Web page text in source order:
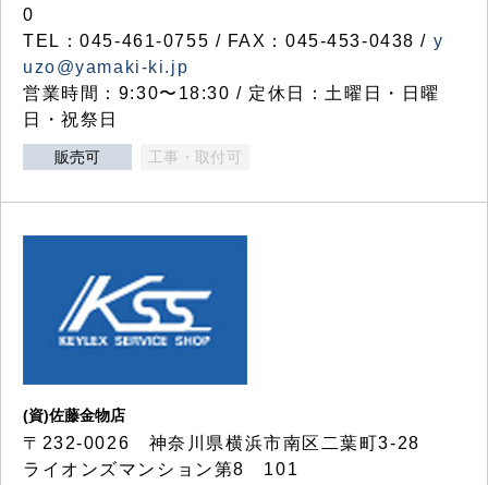
0
TEL：045-461-0755 / FAX：045-453-0438 / y
uzo@yamaki-ki.jp
営業時間：9:30〜18:30 / 定休日：土曜日・日曜
日・祝祭日
販売可 工事・取付可
(資)佐藤金物店
〒232-0026 神奈川県横浜市南区二葉町3-28
ライオンズマンション第8 101